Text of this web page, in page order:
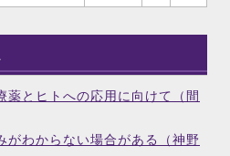
薬とヒトへの応用に向けて（間
がわからない場合がある（神野